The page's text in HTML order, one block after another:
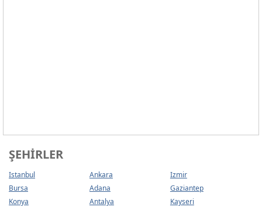
ŞEHIRLER
Istanbul Ankara
Izmir
Bursa
Adana
Gaziantep
Konya
Antalya
Kayseri